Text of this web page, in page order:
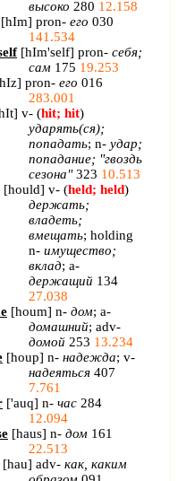
высоко 280 12.158
[hIm] pron- его 030
141.534
[hIm'self] pron- себя;
сам 175 19.253
hIz] pron- его 016
283.001
] v- (hit; hit)
ударять(ся);
попадать; n- удар;
попадание; "гвоздь
сезона"323 10.513
[hould] v- (held; held)
держать;
владеть;
вмещать; holding
n- имущество;
вклад; a-
держащий 134
27.038
[houm] n- дом; a-
домашний; adv-
домой 253 13.234
[houp] n- надежда; v-
надеяться 407
7.761
['auq] n- час 284
12.094
[haus] n- дом 161
22.513
[hau] adv- как, каким